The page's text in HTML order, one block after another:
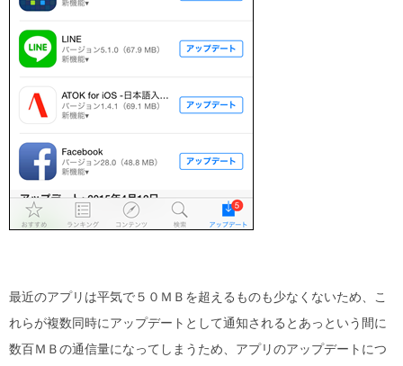
最近のアプリは平気で５０ＭＢを超えるものも少なくないため、こ
れらが複数同時にアップデートとして通知されるとあっという間に
数百ＭＢの通信量になってしまうため、アプリのアップデートにつ